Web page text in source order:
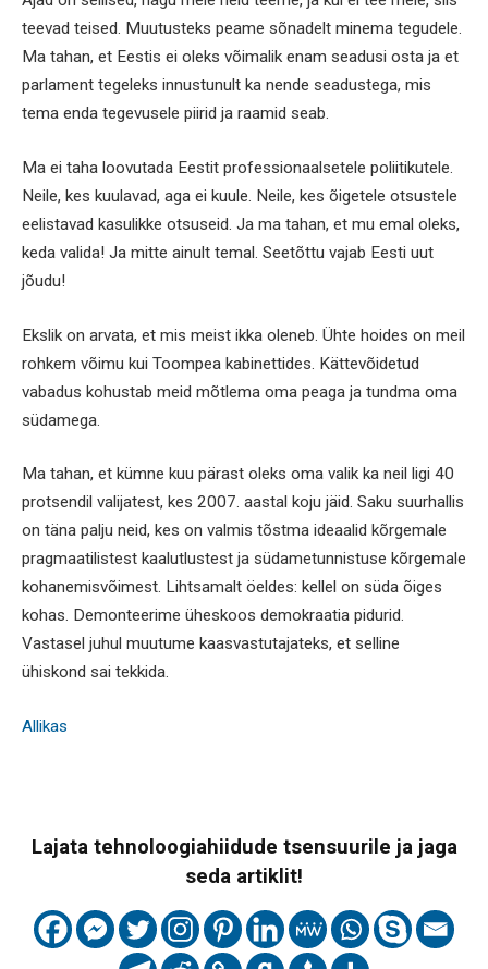
teevad teised. Muutusteks peame sõnadelt minema tegudele.
Ma tahan, et Eestis ei oleks võimalik enam seadusi osta ja et
parlament tegeleks innustunult ka nende seadustega, mis
tema enda tegevusele piirid ja raamid seab.
Ma ei taha loovutada Eestit professionaalsetele poliitikutele.
Neile, kes kuulavad, aga ei kuule. Neile, kes õigetele otsustele
eelistavad kasulikke otsuseid. Ja ma tahan, et mu emal oleks,
keda valida! Ja mitte ainult temal. Seetõttu vajab Eesti uut
jõudu!
Ekslik on arvata, et mis meist ikka oleneb. Ühte hoides on meil
rohkem võimu kui Toompea kabinettides. Kättevõidetud
vabadus kohustab meid mõtlema oma peaga ja tundma oma
südamega.
Ma tahan, et kümne kuu pärast oleks oma valik ka neil ligi 40
protsendil valijatest, kes 2007. aastal koju jäid. Saku suurhallis
on täna palju neid, kes on valmis tõstma ideaalid kõrgemale
pragmaatilistest kaalutlustest ja südametunnistuse kõrgemale
kohanemisvõimest. Lihtsamalt öeldes: kellel on süda õiges
kohas. Demonteerime üheskoos demokraatia pidurid.
Vastasel juhul muutume kaasvastutajateks, et selline
ühiskond sai tekkida.
Allikas
Lajata tehnoloogiahiidude tsensuurile ja jaga
seda artiklit!